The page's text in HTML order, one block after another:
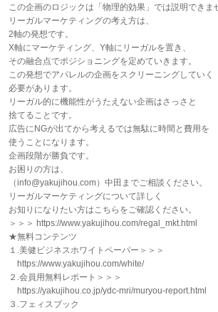
この企画のロジックは「物理的効果」では説明できま
リーガルマーケティングの考え方は、
2軸の発想です。
X軸にマーケティング、Y軸にリーガルを置き、
その融合点でポジショニングを定めていきます。
この発想でアパレルの企画をスクリーニングしていく
必要があります。
リーガル的に機能性がうたえない企画はさっさと
捨てることです。
広告にNGが出てから考えるでは無駄に時間と費用を
使うことになります。
企画段階が勝負です。
お困りの方は、
（info@yakujihou.com）中田までご相談ください。
リーガルマーケティングについて詳しく
お知りになりたい方はこちらをご確認ください。
＞＞＞ https://www.yakujihou.com/regal_mkt.html
★無料コンテンツ
１.美健ビジネスホワイトペーパー＞＞＞
https://www.yakujihou.com/white/
２.会員用無料レポート＞＞＞
https://yakujihou.co.jp/ydc-mri/muryou-report.html
３.フェィスブック